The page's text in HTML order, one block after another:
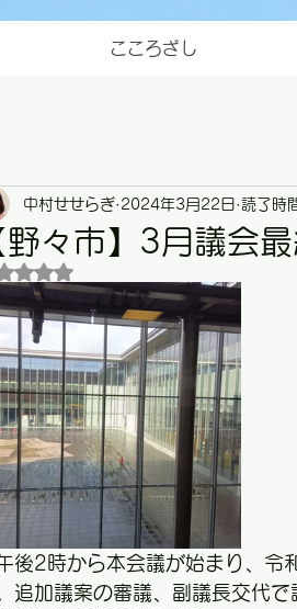
こころざし
野々市】3月議会
中村せせらぎ 2024年3月22日 読了時
5つ星のうちNaNと評価されています。
後2時から本会議が始まり、令
追加議案の審議、副議長交代